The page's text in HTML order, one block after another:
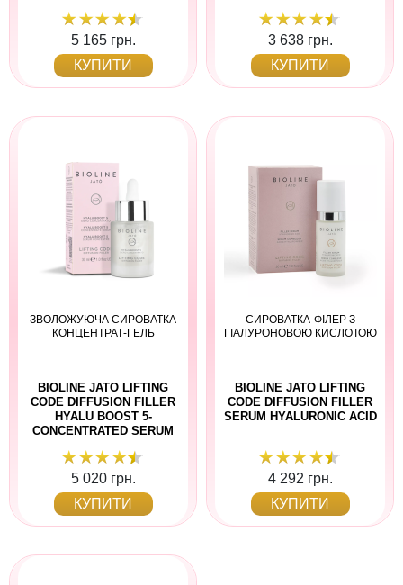
5 165 грн.
КУПИТИ
3 638 грн.
КУПИТИ
ЗВОЛОЖУЮЧА СИРОВАТКА
КОНЦЕНТРАТ-ГЕЛЬ
BIOLINE JATO LIFTING
CODE DIFFUSION FILLER
HYALU BOOST 5-
CONCENTRATED SERUM
5 020 грн.
КУПИТИ
СИРОВАТКА-ФІЛЕР З
ГІАЛУРОНОВОЮ КИСЛОТОЮ
BIOLINE JATO LIFTING
CODE DIFFUSION FILLER
SERUM HYALURONIC ACID
4 292 грн.
КУПИТИ